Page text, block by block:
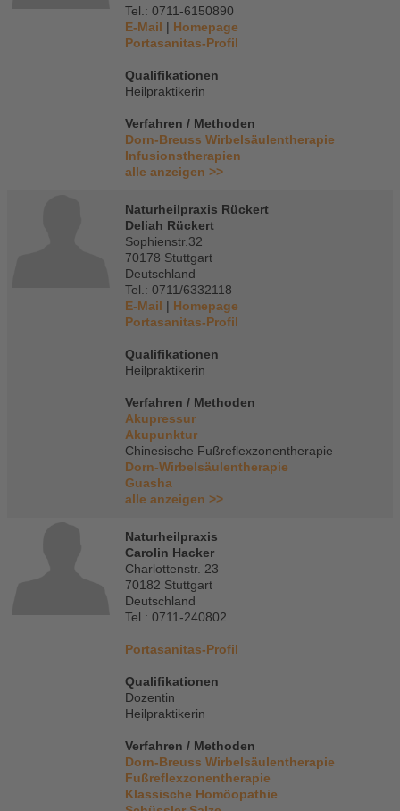
Tel.: 0711-6150890
E-Mail | Homepage
Portasanitas-Profil
Qualifikationen
Heilpraktikerin
Verfahren / Methoden
Dorn-Breuss Wirbelsäulentherapie
Infusionstherapien
alle anzeigen >>
Naturheilpraxis Rückert
Deliah Rückert
Sophienstr.32
70178 Stuttgart
Deutschland
Tel.: 0711/6332118
E-Mail | Homepage
Portasanitas-Profil
Qualifikationen
Heilpraktikerin
Verfahren / Methoden
Akupressur
Akupunktur
Chinesische Fußreflexzonentherapie
Dorn-Wirbelsäulentherapie
Guasha
alle anzeigen >>
Naturheilpraxis
Carolin Hacker
Charlottenstr. 23
70182 Stuttgart
Deutschland
Tel.: 0711-240802
Portasanitas-Profil
Qualifikationen
Dozentin
Heilpraktikerin
Verfahren / Methoden
Dorn-Breuss Wirbelsäulentherapie
Fußreflexzonentherapie
Klassische Homöopathie